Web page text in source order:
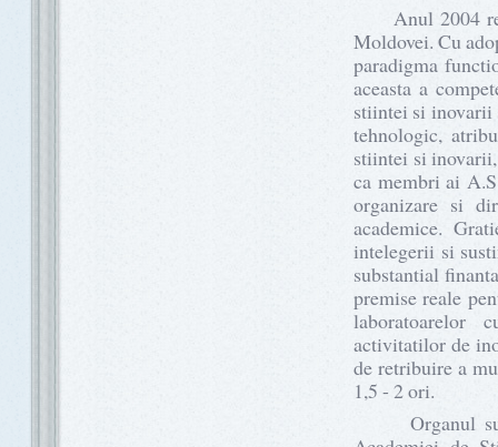
Anul 2004
Moldovei. Cu
paradigma
aceasta a
stiintei si inovarii
tehnologic,
stiintei si
ca membri ai
organizare si
academice.
intelegerii si
substantial
premise reale
laboratoarelor
activitatilor de
de retribuire a
1,5 - 2 ori.
Organul